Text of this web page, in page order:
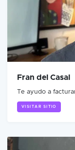
Fran del Casal
Te ayudo a
VISITAR SITIO